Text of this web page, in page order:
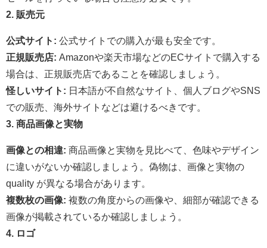
2. 販売元
公式サイト: 公式サイトでの購入が最も安全です。
正規販売店: Amazonや楽天市場などのECサイトで購入する
場合は、正規販売店であることを確認しましょう。
怪しいサイト: 日本語が不自然なサイト、個人ブログやSNS
での販売、海外サイトなどは避けるべきです。
3. 商品画像と実物
画像との相違: 商品画像と実物を見比べて、色味やデザイン
に違いがないか確認しましょう。偽物は、画像と実物の
quality が異なる場合があります。
複数枚の画像: 複数の角度からの画像や、細部が確認できる
画像が掲載されているか確認しましょう。
4. ロゴ